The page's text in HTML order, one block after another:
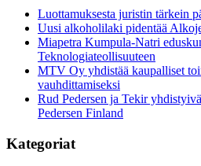
Luottamuksesta juristin tärkein
Uusi alkoholilaki pidentää
Miapetra Kumpula-Natri
Teknologiateollisuuteen
MTV Oy yhdistää kaupalliset
vauhdittamiseksi
Rud Pedersen ja Tekir
Pedersen Finland
Kategoriat